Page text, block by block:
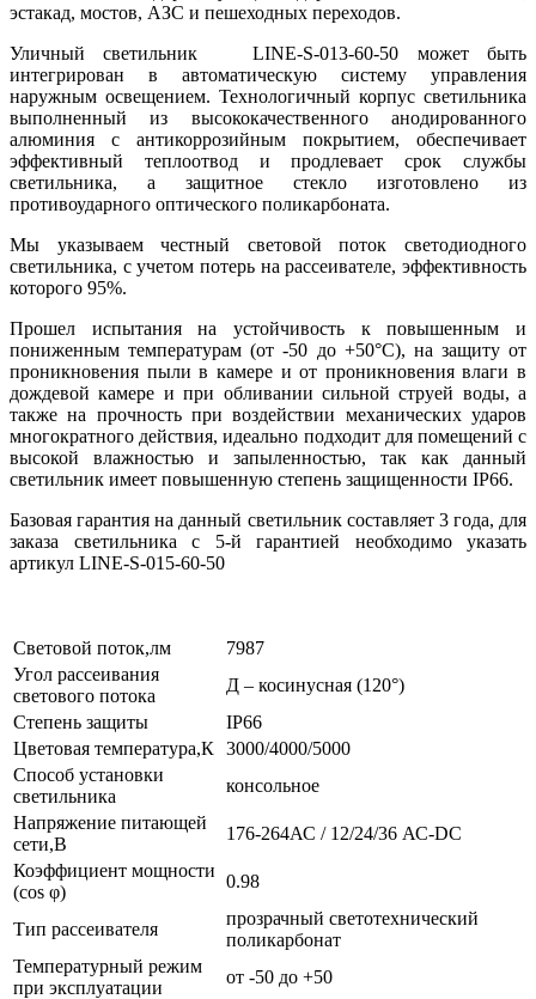
эстакад, мостов, АЗС и пешеходных переходов.
Уличный светильник LINE-S-013-60-50 может быть
интегрирован в автоматическую систему управления
наружным освещением. Технологичный корпус светильника
выполненный из высококачественного анодированного
алюминия с антикоррозийным покрытием, обеспечивает
эффективный теплоотвод и продлевает срок службы
светильника, а защитное стекло изготовлено из
противоударного оптического поликарбоната.
Мы указываем честный световой поток светодиодного
светильника, с учетом потерь на рассеивателе, эффективность
которого 95%.
Прошел испытания на устойчивость к повышенным и
пониженным температурам (от -50 до +50°С), на защиту от
проникновения пыли в камере и от проникновения влаги в
дождевой камере и при обливании сильной струей воды, а
также на прочность при воздействии механических ударов
многократного действия, идеально подходит для помещений с
высокой влажностью и запыленностью, так как данный
светильник имеет повышенную степень защищенности IP66.
Базовая гарантия на данный светильник составляет 3 года, для
заказа светильника с 5-й гарантией необходимо указать
артикул LINE-S-015-60-50
Световой поток,лм
7987
Угол рассеивания
светового потока
Д – косинусная (120°)
Степень защиты
IP66
Цветовая температура,К 3000/4000/5000
Способ установки
светильника
консольное
Напряжение питающей
сети,В
176-264АС / 12/24/36 АС-DC
Коэффициент мощности
(cos φ)
0.98
Тип рассеивателя
прозрачный светотехнический
поликарбонат
Температурный режим
при эксплуатации
от -50 до +50